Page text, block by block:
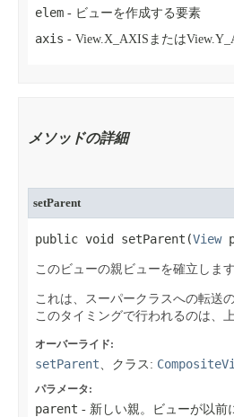
elem - ビューを作成する要素
axis - View.X_AXISまたは
メソッドの詳細
setParent
public void setParent​(View
このビューの親ビューを確立します
これは、スーパークラスへの転送
このタイミングで行われるのは、
オーバーライド:
setParent、クラス:
パラメータ:
parent - 新しい親。ビューが以前